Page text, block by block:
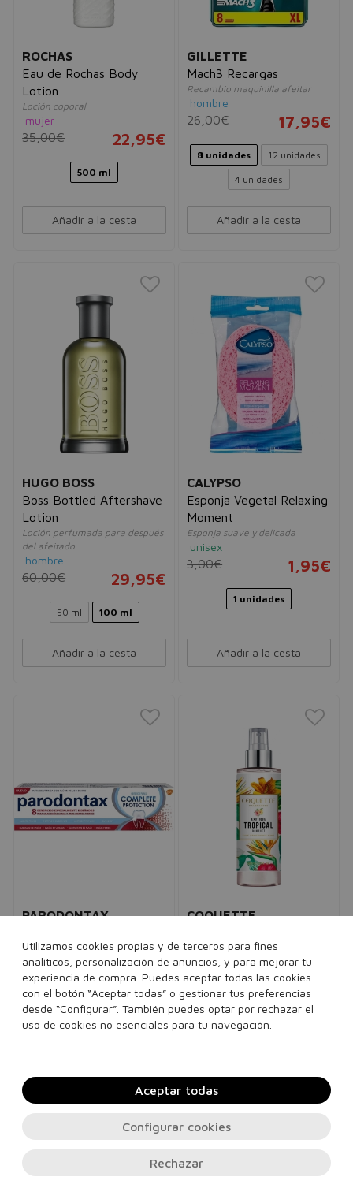
ROCHAS
Eau de Rochas Body
Lotion
Loción coporal
mujer
35,00€ 22,95€
500 ml
Añadir a la cesta
GILLETTE
Mach3 Recargas
Recambio maquinilla afeitar
hombre
26,00€ 17,95€
8 unidades 12 unidades
4 unidades
Añadir a la cesta
HUGO BOSS
Boss Bottled Aftershave
Lotion
Loción perfumada para después
del afeitado
hombre
60,00€ 29,95€
50 ml 100 ml
Añadir a la cesta
CALYPSO
Esponja Vegetal Relaxing
Moment
Esponja suave y delicada
unisex
3,00€ 1,95€
1 unidades
Añadir a la cesta
PARODONTAX
Protection Original
unisex
7,00€ 5,95€
75 ml
COQUETTE
Bruma corporal
unisex
4,00€ 2,95€
200 ml
Utilizamos cookies propias y de terceros para fines
analíticos, personalización de anuncios, y para mejorar tu
experiencia de compra. Puedes aceptar todas las cookies
con el botón “Aceptar todas” o gestionar tus preferencias
desde “Configurar”. También puedes optar por rechazar el
uso de cookies no esenciales para tu navegación.
Rechazar
Configurar cookies
Aceptar todas